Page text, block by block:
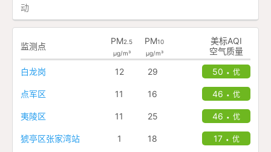
动
监测点
PM2.5
μg/m³
PM10
μg/m³
美标AQI
空气质量
白龙岗
点军区
夷陵区
猇亭区张家湾站
12
11
11
1
29
16
25
18
50 • 优
46 • 优
46 • 优
17 • 优